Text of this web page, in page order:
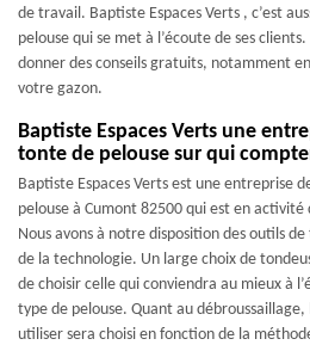
de travail. Baptiste Espaces Verts , c’est
pelouse qui se met à l’écoute de ses
donner des conseils gratuits, notamment
votre gazon.
Baptiste Espaces Verts une
tonte de pelouse sur qui
Baptiste Espaces Verts est une entreprise
pelouse à Cumont 82500 qui est en activité
Nous avons à notre disposition des outils
de la technologie. Un large choix de
de choisir celle qui conviendra au mieux à
type de pelouse. Quant au
utiliser sera choisi en fonction de la